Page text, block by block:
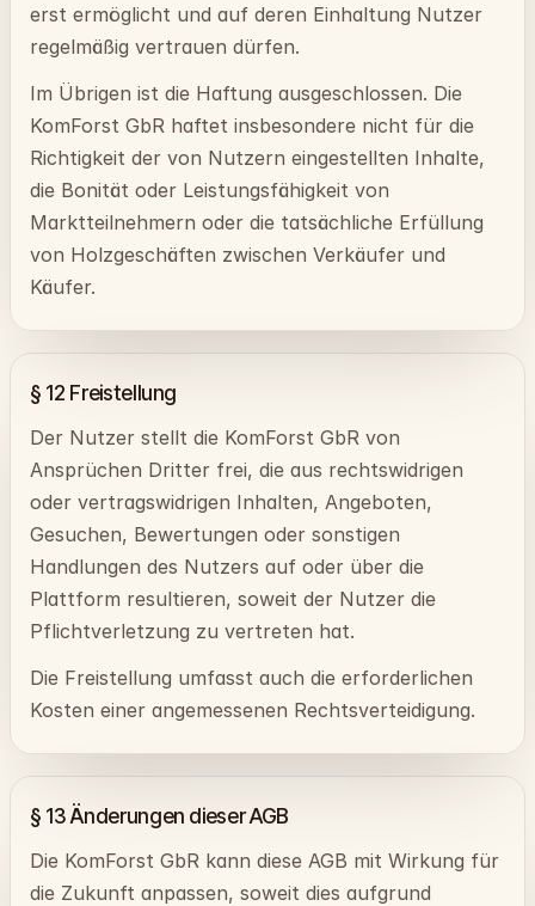
erst ermöglicht und auf deren Einhaltung Nutzer
regelmäßig vertrauen dürfen.
Im Übrigen ist die Haftung ausgeschlossen. Die
KomForst GbR haftet insbesondere nicht für die
Richtigkeit der von Nutzern eingestellten Inhalte,
die Bonität oder Leistungsfähigkeit von
Marktteilnehmern oder die tatsächliche Erfüllung
von Holzgeschäften zwischen Verkäufer und
Käufer.
§ 12 Freistellung
Der Nutzer stellt die KomForst GbR von
Ansprüchen Dritter frei, die aus rechtswidrigen
oder vertragswidrigen Inhalten, Angeboten,
Gesuchen, Bewertungen oder sonstigen
Handlungen des Nutzers auf oder über die
Plattform resultieren, soweit der Nutzer die
Pflichtverletzung zu vertreten hat.
Die Freistellung umfasst auch die erforderlichen
Kosten einer angemessenen Rechtsverteidigung.
§ 13 Änderungen dieser AGB
Die KomForst GbR kann diese AGB mit Wirkung für
die Zukunft anpassen, soweit dies aufgrund